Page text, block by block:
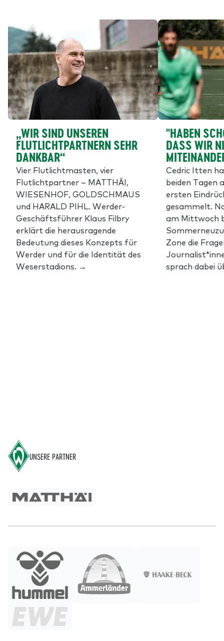
„WIR SIND UNSEREN
FLUTLICHTPARTNERN SEHR
DANKBAR“
Vier Flutlichtmasten, vier
Flutlichtpartner – MATTHÄI,
WIESENHOF, GOLDSCHMAUS
und HARALD PIHL. Werder-
Geschäftsführer Klaus Filbry
erklärt die herausragende
Bedeutung dieses Konzepts für
Werder und für die Identität des
Weserstadions. →
"HABEN
DASS WIR
Cedric Itten
beiden Tagen
ersten
gesammelt.
am Mittwoch
Zone die
sprach dabei
UNSERE PARTNER